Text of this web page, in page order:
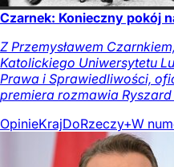
Czarnek: Konieczny pokój
Z Przemysławem
Katolickiego Uniwersytetu
Prawa i Sprawiedliwości,
premiera rozmawia
OpinieKrajDoRzeczy+W